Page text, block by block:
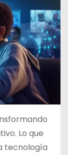
Lo que
tecnología